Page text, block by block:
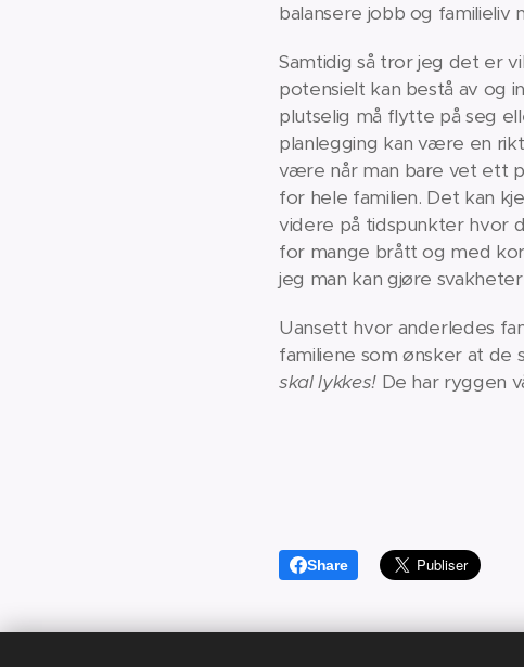
balansere jobb og familieliv
Samtidig så tror jeg det er
potensielt kan bestå av og
plutselig må flytte på seg
planlegging kan være en
være når man bare vet ett
for hele familien. Det kan
videre på tidspunkter hvor
for mange brått og med
jeg man kan gjøre
Uansett hvor anderledes
familiene som ønsker at de
skal lykkes! De har ryggen
Share